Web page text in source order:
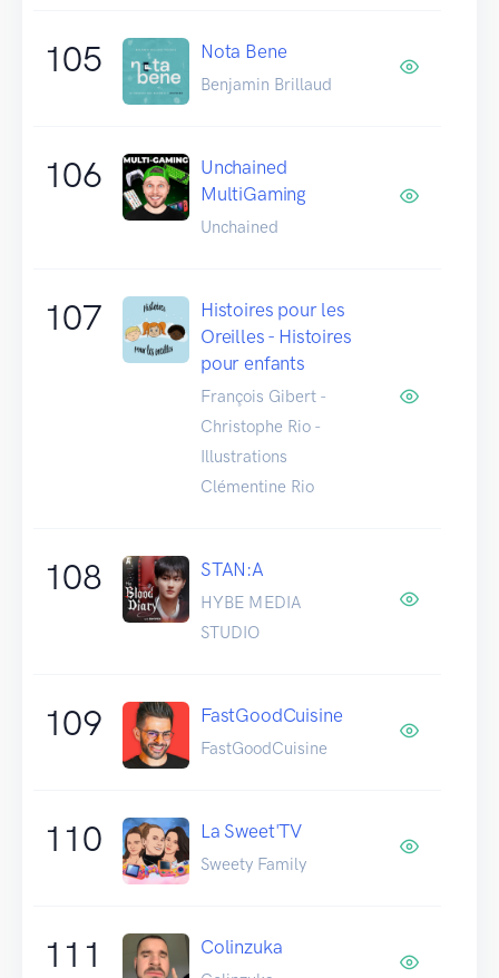
105 Nota Bene
Benjamin Brillaud
106
Unchained
MultiGaming
Unchained
107
Histoires pour les
Oreilles - Histoires
pour enfants
François Gibert -
Christophe Rio -
Illustrations
Clémentine Rio
108 STAN:A
HYBE MEDIA
STUDIO
109 FastGoodCuisine
FastGoodCuisine
110 La Sweet'TV
Sweety Family
111 Colinzuka